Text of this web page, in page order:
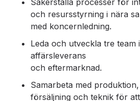
Säkerställa processer för
och resursstyrning i nära
med koncernledning.
Leda och utveckla tre team
affärsleverans
och eftermarknad.
Samarbeta med
försäljning och teknik för